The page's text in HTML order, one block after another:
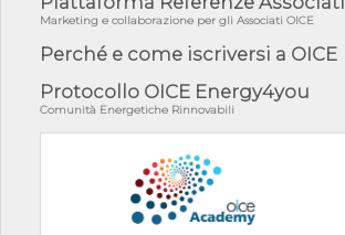
Marketing e collaborazione per gli Associati OICE
Perché e come iscriversi a OICE
Protocollo OICE Energy4you
Comunità Energetiche Rinnovabili